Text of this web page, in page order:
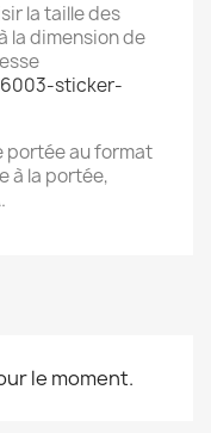
la taille des
la dimension de
sticker-
portée au format
à la portée,
le moment.